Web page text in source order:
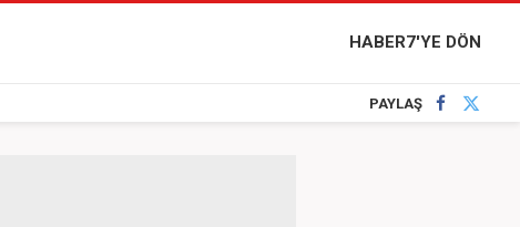
HABER7'YE DÖN
PAYLAŞ